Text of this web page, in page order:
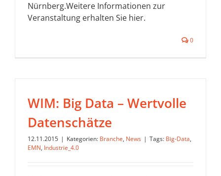
Nürnberg.Weitere Informationen zur
Veranstaltung erhalten Sie hier.
0
WIM: Big Data – Wertvolle
Datenschätze
12.11.2015 | Kategorien: Branche, News | Tags: Big-Data,
EMN, Industrie_4.0